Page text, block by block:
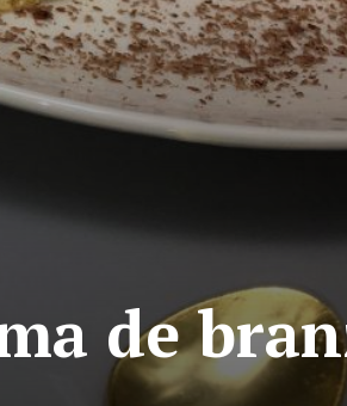
de